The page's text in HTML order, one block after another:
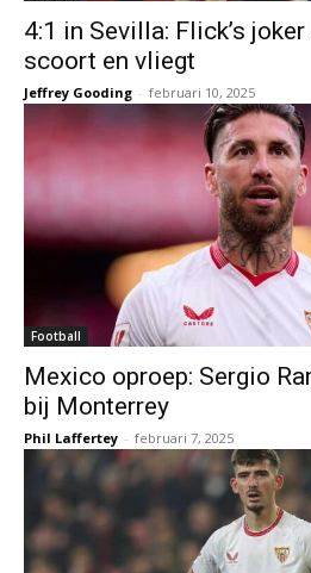
4:1 in Sevilla: Flick’s
scoort en vliegt
Jeffrey Gooding - februari 10, 2025
Football
Mexico oproep: Sergio
bij Monterrey
Phil Laffertey - februari 7, 2025